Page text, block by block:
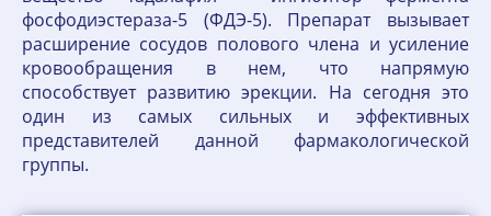
фосфодиэстераза-5 (ФДЭ-5). Препарат вызывает
расширение сосудов полового члена и усиление
кровообращения в нем, что напрямую
способствует развитию эрекции. На сегодня это
один из самых сильных и эффективных
представителей данной фармакологической
группы.